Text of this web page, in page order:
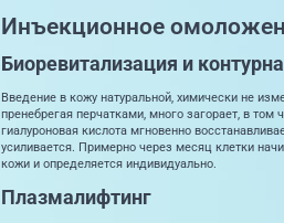
Инъекционное
Биоревитализация и
Введение в кожу натуральной, химически не
пренебрегая перчатками, много загорает, в
гиалуроновая кислота мгновенно
усиливается. Примерно через месяц клетки
кожи и определяется индивидуально.
Плазмалифтинг